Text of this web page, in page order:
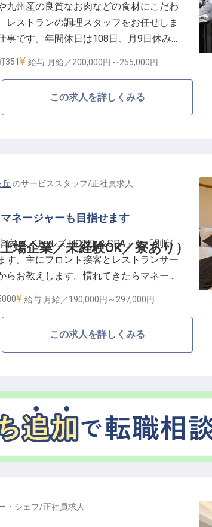
九州産の良質なお肉などの食材にこだわ
ストランの調理スタッフをお任せしま
事です。年間休日は108日、月9日休み
ます。賞与は年2回（昨年度実績2.6カ
意しています。
351 給与 月給／200,000円～ 255,000円
この求人を詳しくみる
企業／未経験OK／寮あり）
丘 のサービススタッフ/正社員求人
ネージャーも目指せます
ベイヒルズ HOTEL＆SPA」と「別邸
す。主にフロント接客とレストランサー
お教えします。慣れてきたらマネージ
で温泉に入ることもOK。上場企業の
のホテル「指宿 ベイヒルズ HOTEL＆
む鹿児島湾と指宿の街並みの眺望、夜に
展望大浴場に露天風呂、絶景を見渡す温
充実しています。
給与 月給／190,000円～ 297,000円
この求人を詳しくみる
・シェフ/正社員求人